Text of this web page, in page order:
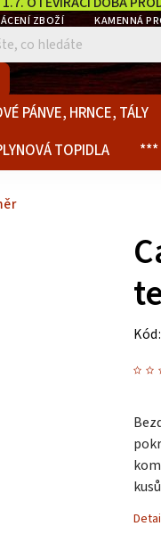
ZBOŽÍ KAMENNÁ
PÁNVE, HRNCE, TÁLY
TOPIDLA ***
Kód: